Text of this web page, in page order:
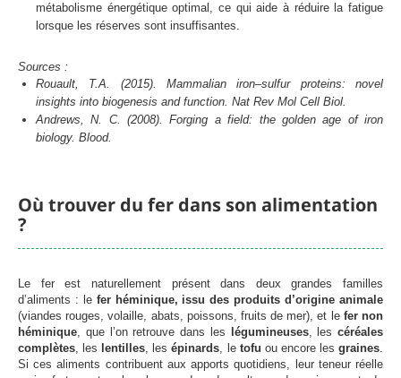
métabolisme énergétique optimal, ce qui aide à réduire la fatigue
lorsque les réserves sont insuffisantes.
Sources :
Rouault, T.A. (2015). Mammalian iron–sulfur proteins: novel
insights into biogenesis and function. Nat Rev Mol Cell Biol.
Andrews, N. C. (2008). Forging a field: the golden age of iron
biology. Blood.
Où trouver du fer dans son alimentation
?
Le fer est naturellement présent dans deux grandes familles
d’aliments : le fer héminique, issu des produits d’origine animale
(viandes rouges, volaille, abats, poissons, fruits de mer), et le fer non
héminique, que l’on retrouve dans les légumineuses, les céréales
complètes, les lentilles, les épinards, letofu ou encore lesgraines.
Si ces aliments contribuent aux apports quotidiens, leur teneur réelle